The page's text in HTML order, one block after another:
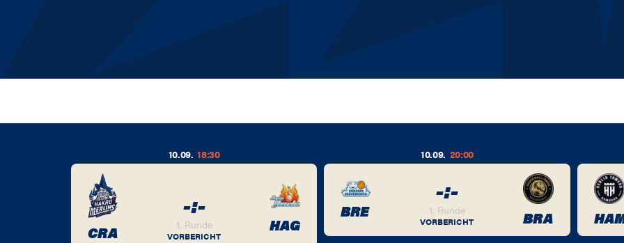
10.09. 18:30
CRA
-:-
1. Runde
VORBERICHT
HAG
10.09. 20:00
BRE
-:-
1. Runde
VORBERICHT BRA